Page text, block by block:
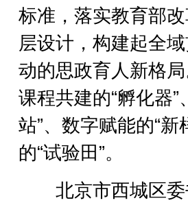
标准，落实教育部
层设计，构建起全
动的思政育人新格
课程共建的“孵化器
站”、数字赋能的“新
的“试验田”。
北京市西城区委